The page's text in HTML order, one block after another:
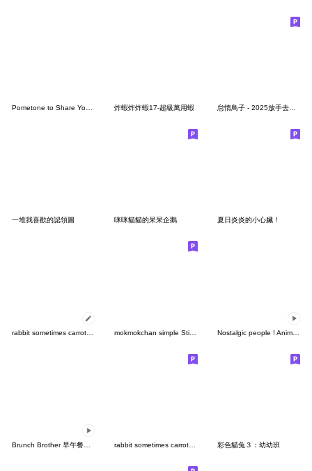
炸蝦炸炸蝦17-超級萬用蝦 怠惰鳥子 - 2025放手去DRAW
一堆我喜歡的認領圖 咪咪貓貓的呆呆企鵝 夏日炎炎的小心臟！
Nostalgic people ! Animated
彩色貓兔３：幼幼班